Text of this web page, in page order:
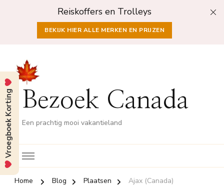
Reiskoffers en Trolleys
BEKIJK HIER ALLE MERKEN EN PRIJZEN
Bezoek Canada
Een prachtig mooi vakantieland
Home Blog Plaatsen Ajax (Canada)
Vroegboek Korting